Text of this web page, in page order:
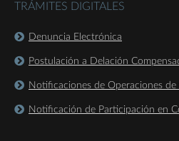
TRÁMITES DIGITALES
Denuncia Electrónica
Postulación a Delación
Notificaciones de Operaciones
Notificación de Participación en